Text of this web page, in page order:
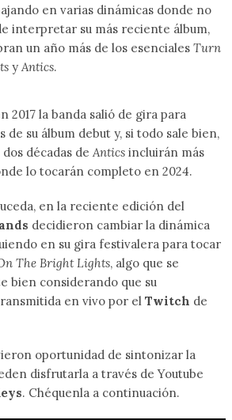
en varias dinámicas donde no
interpretar su más reciente álbum,
un año más de los esencialesTurn
yAntics.
2017 la banda salió de gira para
de su álbum debut y, si todo sale bien,
décadas deAntics incluirán más
lo tocarán completo en 2024.
en la reciente edición del
decidieron cambiar la dinámica
en su gira festivalera para tocar
The Bright Lights, algo que se
bien considerando que su
en vivo por elTwitch de
oportunidad de sintonizar la
disfrutarla a través de Youtube
. Chéquenla a continuación.